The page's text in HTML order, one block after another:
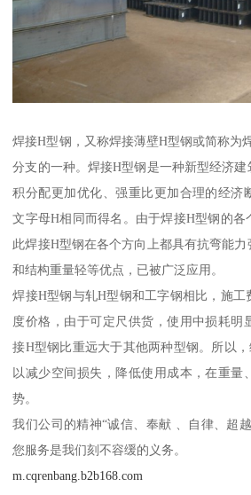
焊接H型钢，又称焊接薄壁H型钢或简称为
分支的一种。焊接H型钢是一种新型经济
积分配更加优化、强重比更加合理的经济
文字母H相同而得名。由于焊接H型钢的各
此焊接H型钢在各个方向上都具有抗弯能
和结构重量轻等优点，已被广泛应用。
焊接H型钢与轧H型钢和工字钢相比，施工
度价格，由于可定尺供货，使用中损耗明
接H型钢比重远大于其他两种型钢。所以
以减少空间损失，降低使用成本，在重量
势。
我们公司的精神“诚信、奉献 、自律、超
您服务是我们刻不容缓的义务。
m.cqrenbang.b2b168.com